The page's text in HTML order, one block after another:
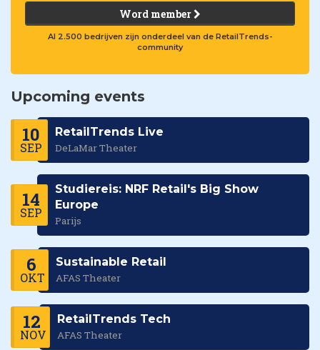
Word member
Al 2.500 bedrijven zijn onderdeel van de RetailTrends-
community
Upcoming events
10
SEP
RetailTrends Live
DeLaMar Theater
14
SEP
Studiereis: NRF Retail's Big Show
Europe
Parijs
6
OKT
Sustainable Retail
AFAS Theater
12
NOV
RetailTrends Tech
AFAS Theater